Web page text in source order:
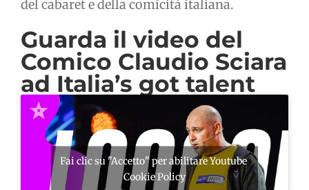
del cabaret e della comicità italiana.
Guarda il video del
Comico Claudio Sciara
ad Italia’s got talent
Fai clic su "Accetto" per abilitare Youtube
Cookie Policy